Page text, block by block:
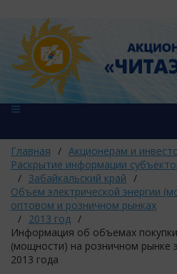
Главная / Акционерам и
Раскрытие информации
/ Забайкальский край /
Объем электрической энергии
оптовом и розничном рынках
/ 2013 год /
Информация об объемах покупки
(мощности) на розничном рынке
2013 года